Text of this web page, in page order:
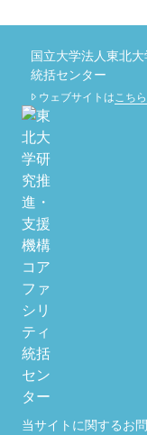
当サイトに関するお
国立大学法人東北
統括センター
ウェブサイトはこちら